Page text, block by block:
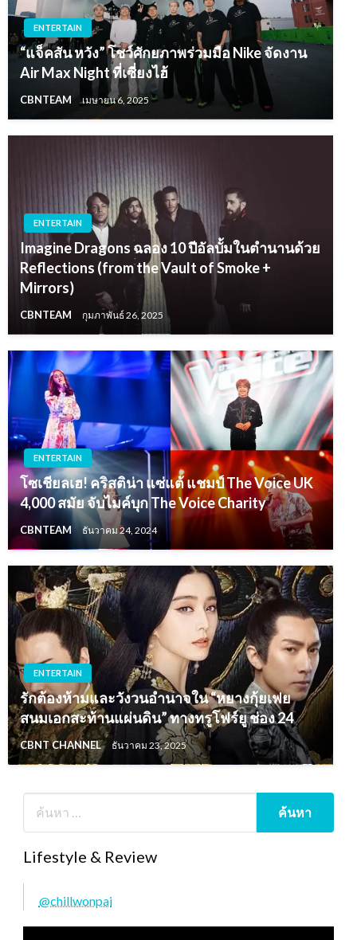
ENTERTAIN
“แจ็คสัน หวัง” โชว์ศักยภาพร่วมมือ Nike จัดงาน
Air Max Night ที่เซี่ยงไฮ้
CBNTEAM เมษายน 6, 2025
ENTERTAIN
Imagine Dragons ฉลอง 10 ปีอัลบั้มในตำนานด้วย
Reflections (from the Vault of Smoke +
Mirrors)
CBNTEAM กุมภาพันธ์ 26, 2025
ENTERTAIN
โซเชียลเฮ! คริสติน่า แซ่แต้ แชมป์ The Voice UK
4,000 สมัย จับไมค์บุก The Voice Charity
CBNTEAM ธันวาคม 24, 2024
ENTERTAIN
รักต้องห้ามและวังวนอำนาจใน “หยางกุ้ยเฟย
สนมเอกสะท้านแผ่นดิน” ทางทรูโฟร์ยู ช่อง 24
CBNT CHANNEL ธันวาคม 23, 2025
Lifestyle & Review
@chillwonpai